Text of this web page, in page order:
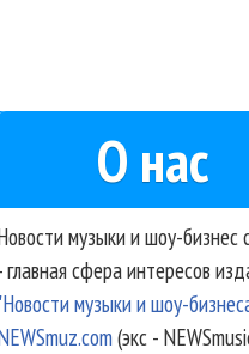
О нас
музыки и шоу-бизнес
главная сфера интересов
музыки и шоу-
(экс -